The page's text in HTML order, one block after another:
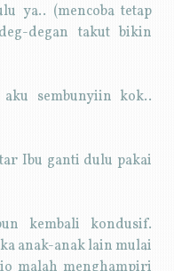
ya.. (mencoba tetap
degan takut bikin
sembunyiin kok..
Ibu ganti dulu pakai
kembali kondusif.
anak-anak lain mulai